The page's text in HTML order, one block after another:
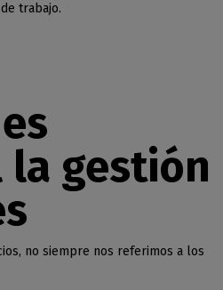
trabajo.
la gestión
no siempre nos referimos a los